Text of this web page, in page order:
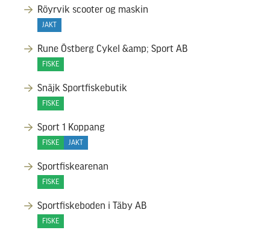
Röyrvik scooter og maskin
JAKT
Rune Östberg Cykel &amp; Sport AB
FISKE
Snäjk Sportfiskebutik
FISKE
Sport 1 Koppang
FISKE JAKT
Sportfiskearenan
FISKE
Sportfiskeboden i Täby AB
FISKE